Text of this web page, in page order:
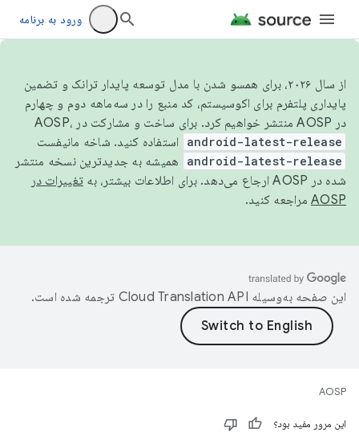
ورود به برنامه
از سال ۲۰۲۶، برای همسو شدن با مدل توسعه پایدار ترانک و تضمین
پایداری پلتفرم برای اکوسیستم، کد منبع را در سه‌ماهه دوم و چهارم
در AOSP منتشر خواهیم کرد. برای ساخت و مشارکت در AOSP،
android-latest-release استفاده کنید. شاخه مانیفست
android-latest-release
همیشه به جدیدترین نسخه منتشر
شده در AOSP ارجاع می‌دهد. برای اطلاعات بیشتر، به
تغییرات در
AOSP مراجعه کنید.
این صفحه به‌وسیله ترجمه شده است.
AOSP
این مرور مفید بود؟